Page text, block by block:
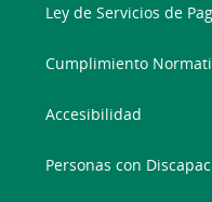
Ley de Servicios de
Cumplimiento
Accesibilidad
Personas con